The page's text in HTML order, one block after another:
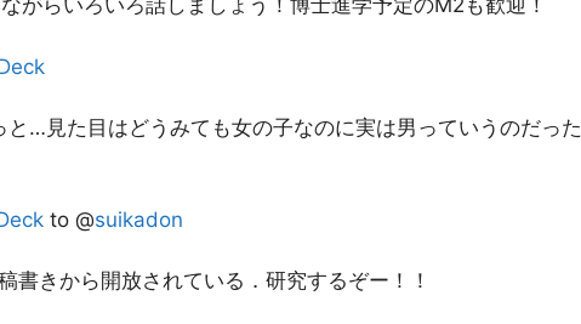
がらいろいろ話しましょう！博士進学予定のM2も歓迎！
と…見た目はどうみても女の子なのに実は男っていうのだった
to @suikadon
書きから開放されている．研究するぞー！！